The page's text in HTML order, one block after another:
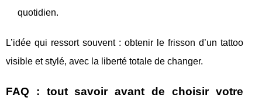
quotidien.
L’idée qui ressort souvent : obtenir le frisson d’un tattoo
visible et stylé, avec la liberté totale de changer.
FAQ : tout savoir avant de choisir votre